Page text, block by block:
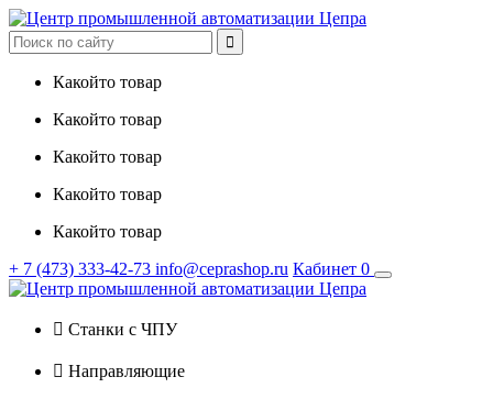

Какойто товар
Какойто товар
Какойто товар
Какойто товар
Какойто товар
+ 7 (473) 333-42-73 info@ceprashop.ru Кабинет 0
 Станки с ЧПУ
 Направляющие